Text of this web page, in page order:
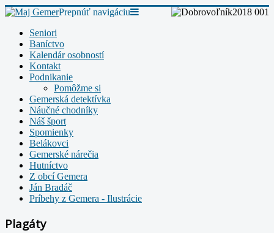
Prepnúť navigáciu
Seniori
Baníctvo
Kalendár osobností
Kontakt
Podnikanie
Pomôžme si
Gemerská detektívka
Náučné chodníky
Náš šport
Spomienky
Belákovci
Gemerské nárečia
Hutníctvo
Z obcí Gemera
Ján Bradáč
Príbehy z Gemera - Ilustrácie
Plagáty